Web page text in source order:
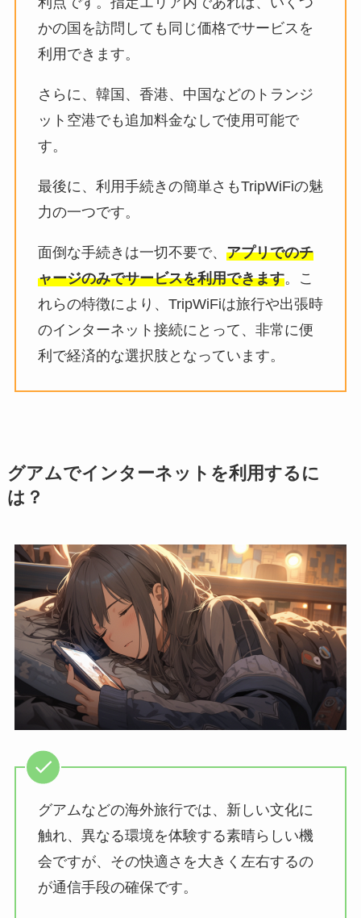
かの国を訪問しても同じ価格でサービスを
利用できます。
さらに、韓国、香港、中国などのトランジ
ット空港でも追加料金なしで使用可能で
す。
最後に、利用手続きの簡単さもTripWiFiの魅
力の一つです。
面倒な手続きは一切不要で、 アプリでのチ
ャージのみでサービスを利用できます。こ
れらの特徴により、TripWiFiは旅行や出張時
のインターネット接続にとって、非常に便
利で経済的な選択肢となっています。
グアムでインターネットを利用するに
は？
グアムなどの海外旅行では、新しい文化に
触れ、異なる環境を体験する素晴らしい機
会ですが、その快適さを大きく左右するの
が通信手段の確保です。